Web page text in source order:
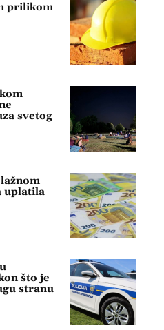
prilikom
svetog
uplatila
što je
stranu